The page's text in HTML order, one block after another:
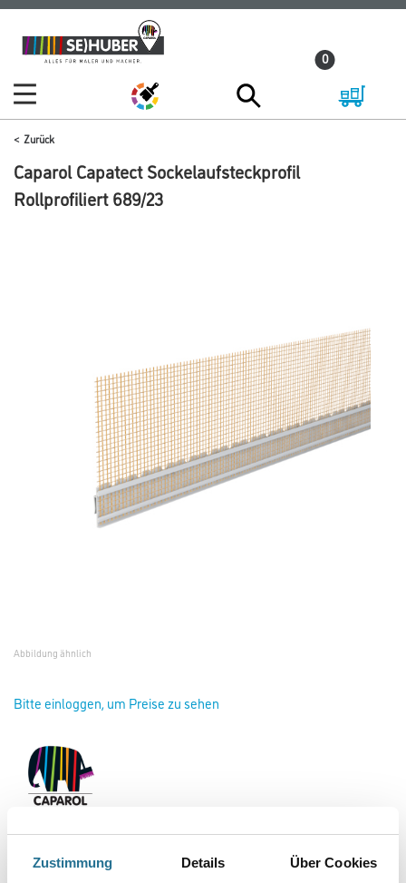
Zustimmung Details Über Cookies
Zum
Inhalt
Zum
Navigationsmenü
0
Zurück
Caparol Capatect Sockelaufsteckprofil
Rollprofiliert 689/23
Abbildung ähnlich
Bitte einloggen, um Preise zu sehen
Art-Nr.:1001-014115